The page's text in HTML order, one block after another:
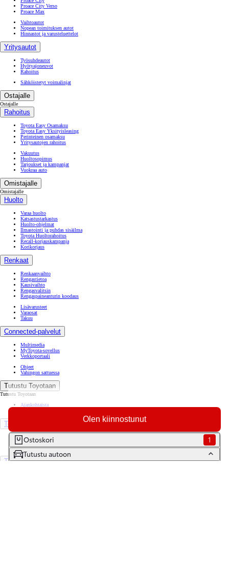
Olen kiinnostunut
Ostoskori
1
Tutustu autoon
Proace City Verso
Proace Max
Vaihtoautot
Nopean toimituksen autot
Hinnastot ja varusteluettelot
Yritysautot
Työsuhdeautot
Hyötyajoneuvot
Rahoitus
Sähköistetyt voimalinjat
Ostajalle
Ostajalle
Rahoitus
Toyota Easy Osamaksu
Toyota Easy Yksityisleasing
Perinteinen osamaksu
Yritysautojen rahoitus
Vakuutus
Huoltosopimus
Tarjoukset ja kampanjat
Vuokraa auto
Omistajalle
Omistajalle
Huolto
Varaa huolto
Katsastustarkastus
Huolto-ohjelmat
Ilmastointi ja puhdas sisäilma
Toyota Huoltorahoitus
Recall-korjauskampanja
Korikorjaus
Renkaat
Renkaanvaihto
Rengastietoa
Kausivaihto
Rengasvalitsin
Rengaspaineanturin koodaus
Lisävarusteet
Varaosat
Takuu
Connected-palvelut
Multimedia
MyToyota-sovellus
Verkkoportaali
Ohjeet
Vahingon sattuessa
Tutustu Toyotaan
Tutustu Toyotaan
Ajankohtaista
Toyota Suomessa
Toyotan lehdistöpankki
Yhdessä pidemmälle
TOYOTA GAZOO Racing